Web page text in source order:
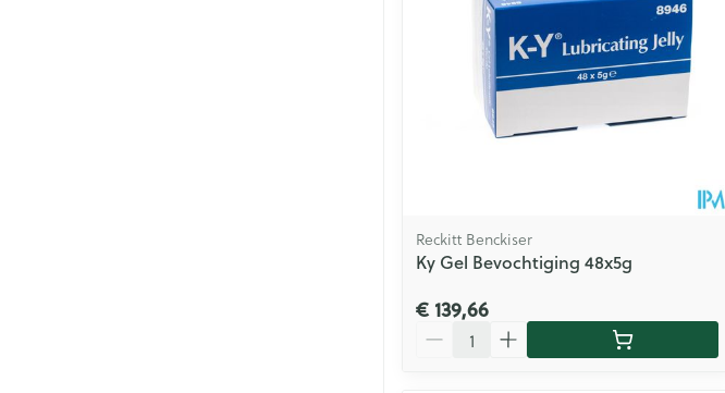
Reckitt Benckiser
Ky Gel Bevochtiging 48x5g
€ 139,66